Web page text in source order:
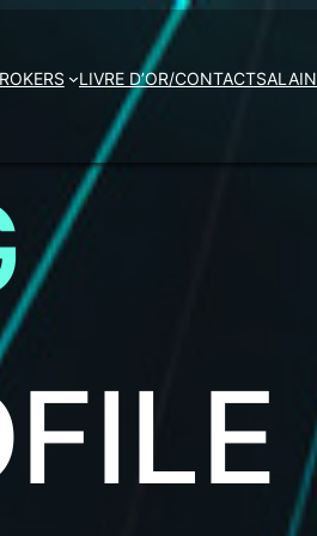
LIVRE D’OR/CONTACTSALAIN